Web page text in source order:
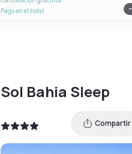
Pago en el hotel
-
Sol Bahia Sleep
Compartir